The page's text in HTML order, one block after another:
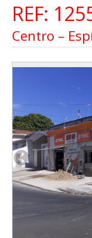
REF:
Centro –